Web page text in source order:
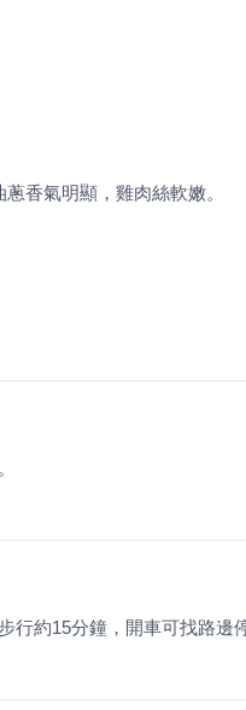
約15分鐘，開車可找路邊